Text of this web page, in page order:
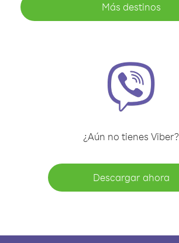
Más destinos
¿Aún no tienes Viber?
Descargar ahora